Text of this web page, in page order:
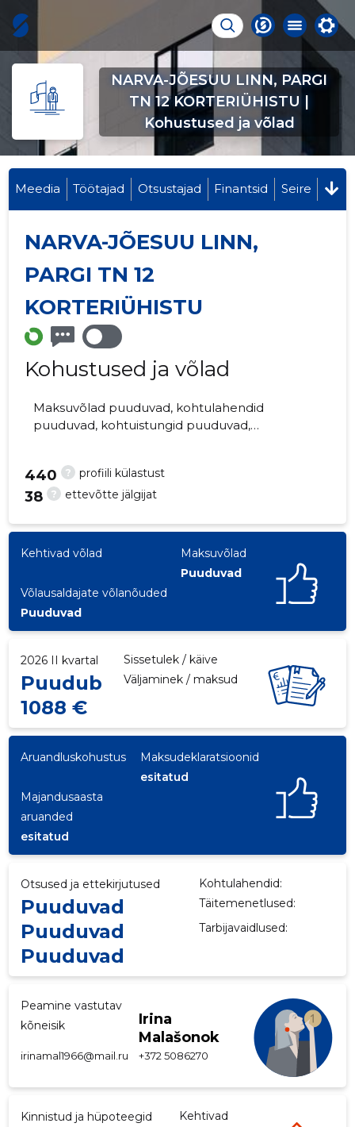
NARVA-JÕESUU LINN, PARGI
TN 12 KORTERIÜHISTU |
Kohustused ja võlad
Meedia Töötajad Otsustajad Finantsid Seire
NARVA-JÕESUU LINN,
PARGI TN 12
KORTERIÜHISTU
Kohustused ja võlad
Maksuvõlad puuduvad, kohtulahendid
puuduvad, kohtuistungid puuduvad,
5086270
? profiili külastust
440
? ettevõtte jälgijat
38
Kehtivad võlad
Maksuvõlad
Puuduvad
Võlausaldajate võlanõuded
Puuduvad
2026 II kvartal Sissetulek / käive
Puudub Väljaminek / maksud
1088 €
Aruandluskohustus
Maksudeklaratsioonid
esitatud
Majandusaasta
aruanded
esitatud
Otsused ja ettekirjutused Kohtulahendid:
Puuduvad Täitemenetlused:
Puuduvad Tarbijavaidlused:
Puuduvad
Peamine vastutav
kõneisik
Irina
Malašonok
irinamal1966@mail.ru +372 5086270
Kinnistud ja hüpoteegid Kehtivad